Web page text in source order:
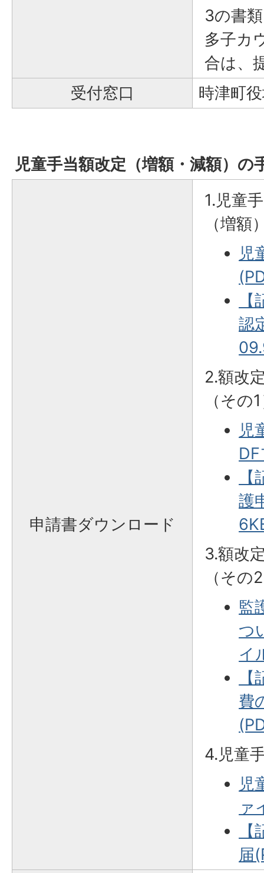
3の書
多子カ
合は、
受付窓口
時津町
児童手当額改定（増額・減額）の
申請書ダウンロード
1.児童
（増額
児
認
2.額改
（その
児
護
3.額改
（その
監
つ
イ
費
4.児童
児
ァ
届